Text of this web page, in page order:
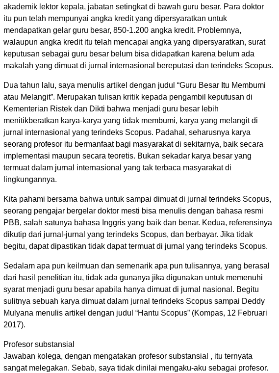
akademik lektor kepala, jabatan setingkat di bawah guru besar. Para doktor
itu pun telah mempunyai angka kredit yang dipersyaratkan untuk
mendapatkan gelar guru besar, 850-1.200 angka kredit. Problemnya,
walaupun angka kredit itu telah mencapai angka yang dipersyaratkan, surat
keputusan sebagai guru besar belum bisa didapatkan karena belum ada
makalah yang dimuat di jurnal internasional bereputasi dan terindeks Scopus.
Dua tahun lalu, saya menulis artikel dengan judul “Guru Besar Itu Membumi
atau Melangit”. Merupakan tulisan kritik kepada pengambil keputusan di
Kementerian Ristek dan Dikti bahwa menjadi guru besar lebih
menitikberatkan karya-karya yang tidak membumi, karya yang melangit di
jurnal internasional yang terindeks Scopus. Padahal, seharusnya karya
seorang profesor itu bermanfaat bagi masyarakat di sekitarnya, baik secara
implementasi maupun secara teoretis. Bukan sekadar karya besar yang
termuat dalam jurnal internasional yang tak terbaca masyarakat di
lingkungannya.
Kita pahami bersama bahwa untuk sampai dimuat di jurnal terindeks Scopus,
seorang pengajar bergelar doktor mesti bisa menulis dengan bahasa resmi
PBB, salah satunya bahasa Inggris yang baik dan benar. Kedua, referensinya
dikutip dari jurnal-jurnal yang terindeks Scopus, dan berbayar. Jika tidak
begitu, dapat dipastikan tidak dapat termuat di jurnal yang terindeks Scopus.
Sedalam apa pun keilmuan dan semenarik apa pun tulisannya, yang berasal
dari hasil penelitian itu, tidak ada gunanya jika digunakan untuk memenuhi
syarat menjadi guru besar apabila hanya dimuat di jurnal nasional. Begitu
sulitnya sebuah karya dimuat dalam jurnal terindeks Scopus sampai Deddy
Mulyana menulis artikel dengan judul “Hantu Scopus” (Kompas, 12 Februari
2017).
Profesor substansial
Jawaban kolega, dengan mengatakan profesor substansial , itu ternyata
sangat melegakan. Sebab, saya tidak dinilai mengaku-aku sebagai profesor.